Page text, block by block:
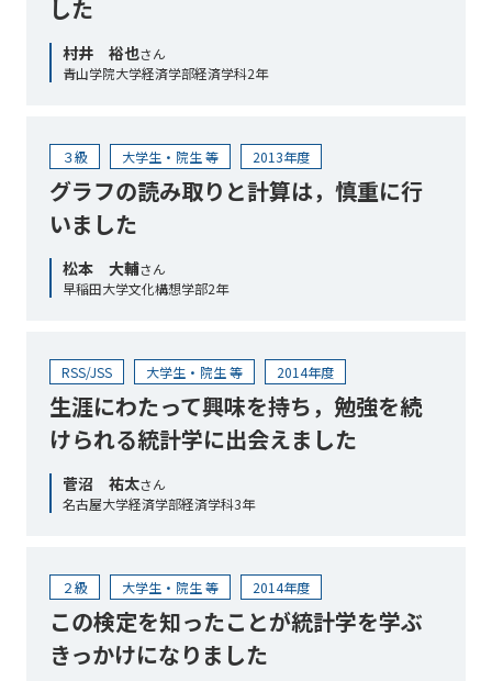
した
村井 裕也さん
青山学院大学経済学部経済学科2年
３級 大学生・院生 等 2013年度
グラフの読み取りと計算は，慎重に行
いました
松本 大輔さん
早稲田大学文化構想学部2年
RSS/JSS 大学生・院生 等 2014年度
生涯にわたって興味を持ち，勉強を続
けられる統計学に出会えました
菅沼 祐太さん
名古屋大学経済学部経済学科3年
２級 大学生・院生 等 2014年度
この検定を知ったことが統計学を学ぶ
きっかけになりました